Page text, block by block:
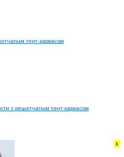
тент-каркасом
с решетчатым тент-каркасом
1